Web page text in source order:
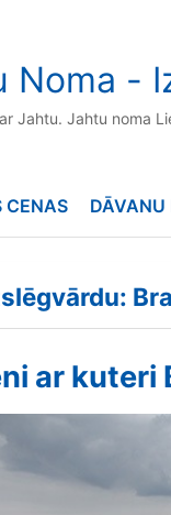
Noma -
Jahtu. Jahtu noma
CENAS DĀVANU
ar kuteri